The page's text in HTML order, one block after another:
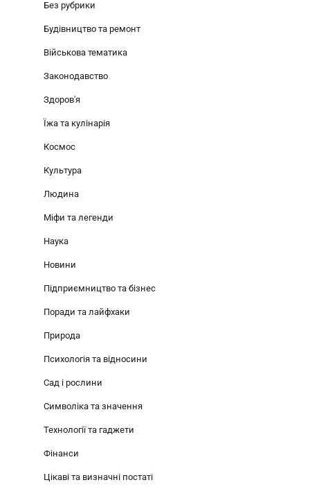
Без рубрики
Будівництво та ремонт
Військова тематика
Законодавство
Здоров'я
Їжа та кулінарія
Космос
Культура
Людина
Міфи та легенди
Наука
Новини
Підприємництво та бізнес
Поради та лайфхаки
Природа
Психологія та відносини
Сад і рослини
Символіка та значення
Технології та гаджети
Фінанси
Цікаві та визначні постаті